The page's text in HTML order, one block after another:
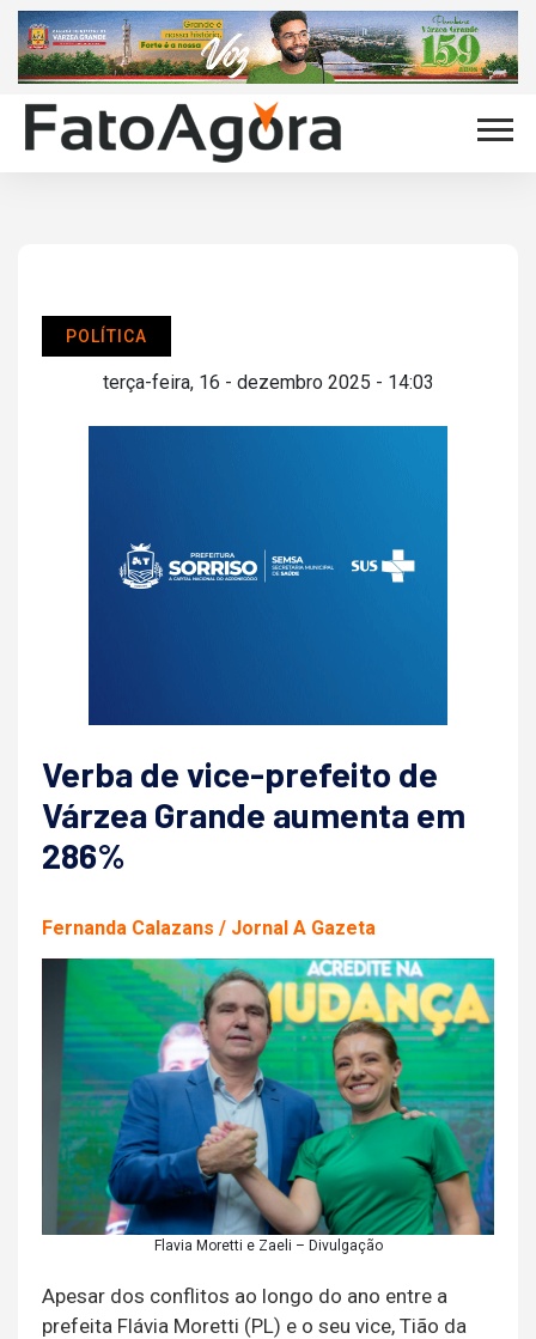
POLÍTICA
terça-feira, 16 - dezembro 2025 - 14:03
Verba de vice-prefeito de
Várzea Grande aumenta em
286%
Fernanda Calazans / Jornal A Gazeta
Flavia Moretti e Zaeli – Divulgação
Apesar dos conflitos ao longo do ano entre a
prefeita Flávia Moretti (PL) e o seu vice, Tião da